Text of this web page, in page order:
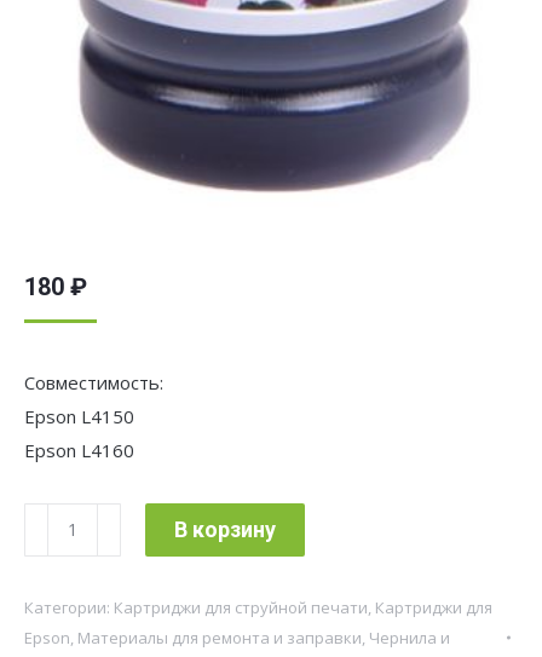
180 ₽
Совместимость:
Epson L4150
Epson L4160
Количество
товара
Cactus
В корзину
Категории: Картриджи для струйной печати, Картриджи для
Epson, Материалы для ремонта и заправки, Чернила и